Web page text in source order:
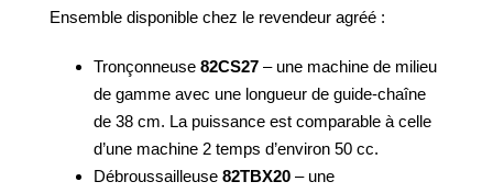
Ensemble disponible chez le revendeur agréé :
Tronçonneuse 82CS27 – une machine de milieu
de gamme avec une longueur de guide-chaîne
de 38 cm. La puissance est comparable à celle
d’une machine 2 temps d’environ 50 cc.
Débroussailleuse 82TBX20 – une